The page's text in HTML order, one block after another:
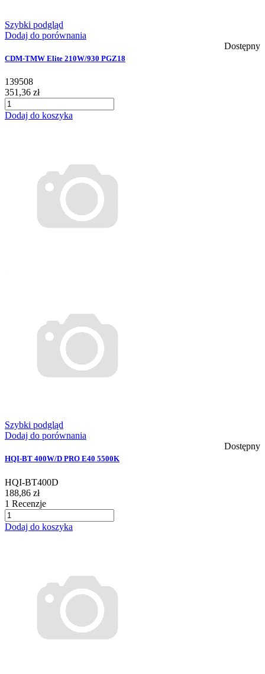
Szybki podgląd
Dodaj do porównania
Dostępny
CDM-TMW Elite 210W/930 PGZ18
139508
351,36 zł
Dodaj do koszyka
Szybki podgląd
Dodaj do porównania
Dostępny
HQI-BT 400W/D PRO E40 5500K
HQI-BT400D
188,86 zł
1 Recenzje
Dodaj do koszyka